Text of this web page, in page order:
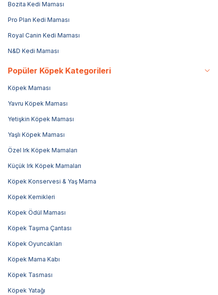
Bozita Kedi Maması
Pro Plan Kedi Maması
Royal Canin Kedi Maması
N&D Kedi Maması
Popüler Köpek Kategorileri
Köpek Maması
Yavru Köpek Maması
Yetişkin Köpek Maması
Yaşlı Köpek Maması
Özel Irk Köpek Mamaları
Küçük Irk Köpek Mamaları
Köpek Konservesi & Yaş Mama
Köpek Kemikleri
Köpek Ödül Maması
Köpek Taşıma Çantası
Köpek Oyuncakları
Köpek Mama Kabı
Köpek Tasması
Köpek Yatağı